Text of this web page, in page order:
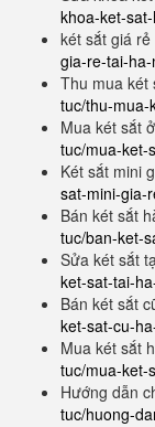
khoa-ket-
két sắt giá
gia-re-tai-
Thu mua két
tuc/thu-mua-
Mua két sắt
tuc/mua-ket-
Két sắt mini
sat-mini-gia-
Bán két sắt
tuc/ban-ket-
Sửa két sắt
ket-sat-tai-
Bán két sắt
ket-sat-cu-
Mua két sắt
tuc/mua-ket-
Hướng dẫn
tuc/huong-